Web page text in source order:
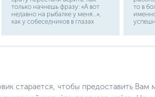
только начнешь фразу: «А вот
недавно на рыбалке у меня…»,
как у собеседников в глазах
огоньки.Это неверие приняло
ваш дед ходил с рогатиной на
медведя — поверят; скажите,
то в
реках,
старается, чтобы предоставить